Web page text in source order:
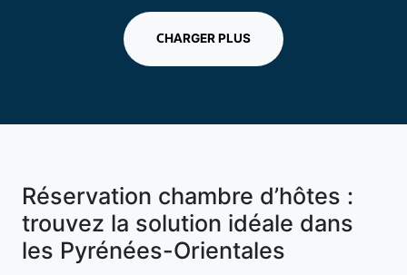
CHARGER PLUS
Réservation chambre d’hôtes :
trouvez la solution idéale dans
les Pyrénées-Orientales